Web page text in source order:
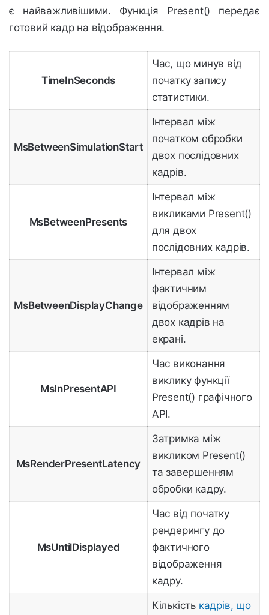
є найважливішими. Функція Present() передає
готовий кадр на відображення.
TimeInSeconds
Час, що минув від
початку запису
статистики.
MsBetweenSimulationStart
Інтервал між
початком обробки
двох послідовних
кадрів.
MsBetweenPresents
Інтервал між
викликами Present()
для двох
послідовних кадрів.
MsBetweenDisplayChange
Інтервал між
фактичним
відображенням
двох кадрів на
екрані.
MsInPresentAPI
Час виконання
виклику функції
Present() графічного
API.
MsRenderPresentLatency
Затримка між
викликом Present()
та завершенням
обробки кадру.
MsUntilDisplayed
Час від початку
рендерингу до
фактичного
відображення
кадру.
Кількість кадрів, що